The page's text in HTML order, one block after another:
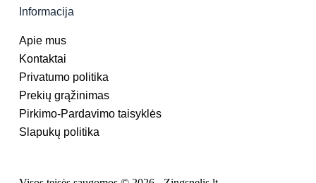
Informacija
Apie mus
Kontaktai
Privatumo politika
Prekių grąžinimas
Pirkimo-Pardavimo taisyklės
Slapukų politika